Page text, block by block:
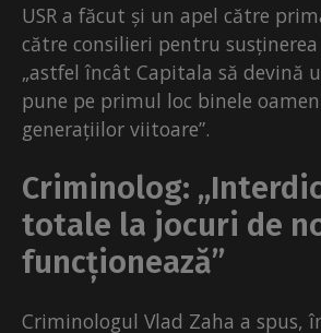
USR a făcut și un apel către
către consilieri pentru
„astfel încât Capitala să devină
pune pe primul loc binele
generațiilor viitoare”.
Criminolog:
totale la jocuri de
funcționează”
Criminologul Vlad Zaha a spus,